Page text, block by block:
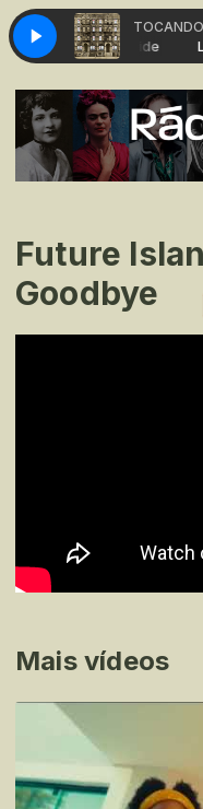
By The Seaside
Future
Goodbye
Mais vídeos